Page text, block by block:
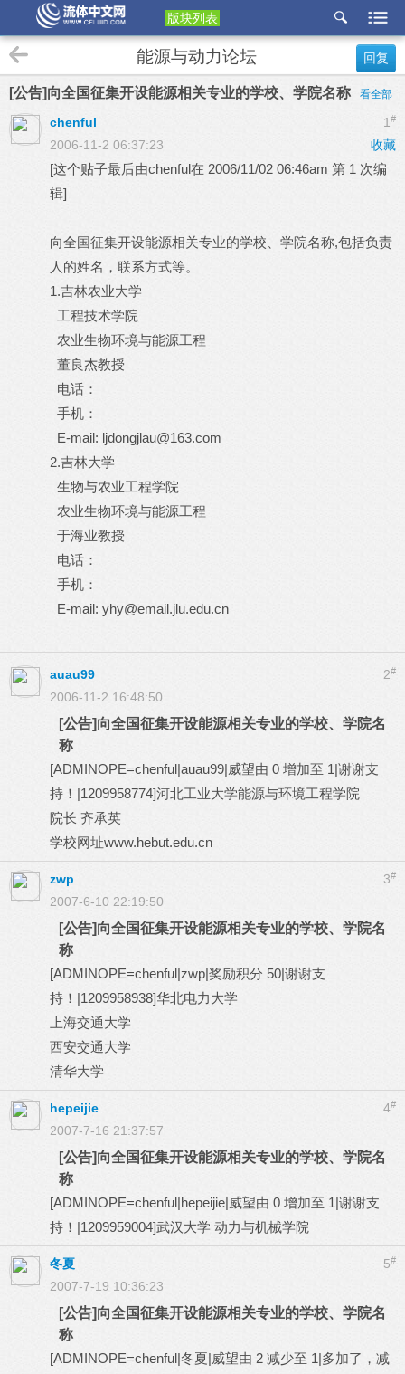
版块列表
etu
p
回复
能源与动力论坛
[公告]向全国征集开设能源相关专业的学校、学院名称 看全部
1 #
chenful
收藏
2006-11-2 06:37:23
[这个贴子最后由chenful在 2006/11/02 06:46am 第 1 次编
辑]
向全国征集开设能源相关专业的学校、学院名称,包括负责
人的姓名，联系方式等。
1.吉林农业大学
工程技术学院
农业生物环境与能源工程
董良杰教授
电话：
手机：
E-mail: ljdongjlau@163.com
2.吉林大学
生物与农业工程学院
农业生物环境与能源工程
于海业教授
电话：
手机：
E-mail: yhy@email.jlu.edu.cn
2#
auau99
2006-11-2 16:48:50
[公告]向全国征集开设能源相关专业的学校、学院名
称
[ADMINOPE=chenful|auau99|威望由 0 增加至 1|谢谢支
持！|1209958774]河北工业大学能源与环境工程学院
院长 齐承英
学校网址www.hebut.edu.cn
3#
zwp
2007-6-10 22:19:50
[公告]向全国征集开设能源相关专业的学校、学院名
称
[ADMINOPE=chenful|zwp|奖励积分 50|谢谢支
持！|1209958938]华北电力大学
上海交通大学
西安交通大学
清华大学
4#
hepeijie
2007-7-16 21:37:57
[公告]向全国征集开设能源相关专业的学校、学院名
称
[ADMINOPE=chenful|hepeijie|威望由 0 增加至 1|谢谢支
持！|1209959004]武汉大学 动力与机械学院
5#
冬夏
2007-7-19 10:36:23
[公告]向全国征集开设能源相关专业的学校、学院名
称
[ADMINOPE=chenful|冬夏|威望由 2 减少至 1|多加了，减